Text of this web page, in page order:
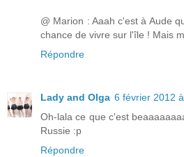
@ Marion : Aaah c'est à Aude
chance de vivre sur l'île ! Mais
Répondre
Lady and Olga 6 février 2012
Oh-lala ce que c'est
Russie :p
Répondre